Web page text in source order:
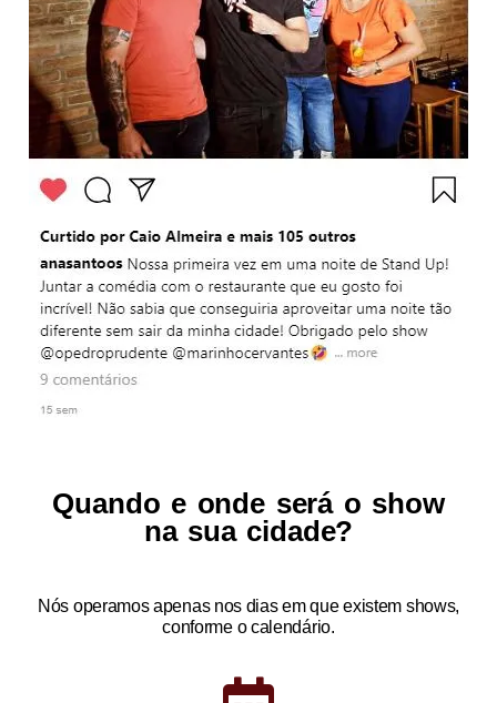
Quando e onde será o show
na sua cidade?
Nós operamos apenas nos dias em que existem shows,
conforme o calendário.